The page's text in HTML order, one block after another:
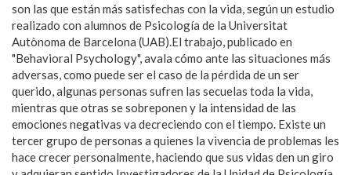
son las que están más satisfechas con la vida, según un estudio
realizado con alumnos de Psicología de la Universitat
Autònoma de Barcelona (UAB).El trabajo, publicado en
"Behavioral Psychology", avala cómo ante las situaciones más
adversas, como puede ser el caso de la pérdida de un ser
querido, algunas personas sufren las secuelas toda la vida,
mientras que otras se sobreponen y la intensidad de las
emociones negativas va decreciendo con el tiempo. Existe un
tercer grupo de personas a quienes la vivencia de problemas les
hace crecer personalmente, haciendo que sus vidas den un giro